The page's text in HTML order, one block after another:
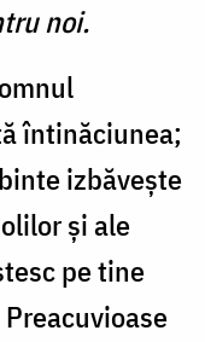
noi.
întinăciunea;
izbă­veşte
şi ale
pe tine